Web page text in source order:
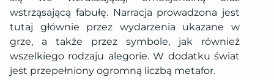
wstrząsającą fabułę. Narracja prowadzona jest
tutaj głównie przez wydarzenia ukazane w
grze, a także przez symbole, jak również
wszelkiego rodzaju alegorie. W dodatku świat
jest przepełniony ogromną liczbą metafor.